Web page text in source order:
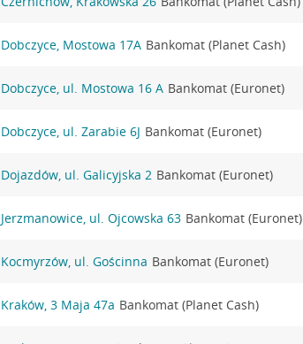
Dobczyce, Mostowa 17A Bankomat (Planet Cash)
Dobczyce, ul. Mostowa 16 A Bankomat (Euronet)
Dobczyce, ul. Zarabie 6J Bankomat (Euronet)
Dojazdów, ul. Galicyjska 2 Bankomat (Euronet)
Jerzmanowice, ul. Ojcowska 63 Bankomat (Euronet)
Kocmyrzów, ul. Gościnna Bankomat (Euronet)
Kraków, 3 Maja 47a Bankomat (Planet Cash)